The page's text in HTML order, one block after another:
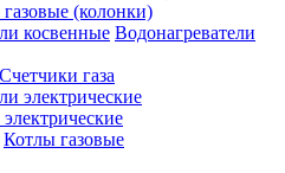
(колонки)
Водонагреватели
Счетчики газа
Котлы газовые